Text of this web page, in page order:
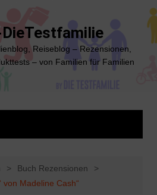
Reiseblog – Rezensionen,
– von Familien für Familien
Buch Rezensionen
von Madeline Cash“